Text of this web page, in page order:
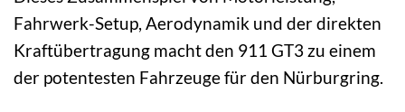
Fahrwerk-Setup, Aerodynamik und der direkten
Kraftübertragung macht den 911 GT3 zu einem
der potentesten Fahrzeuge für den Nürburgring.